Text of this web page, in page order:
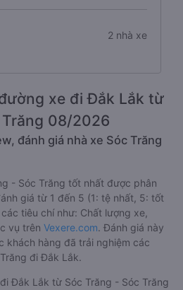
2 nhà xe
xe đi Đắk Lắk từ
08/2026
đánh giá nhà xe Sóc Trăng
- Sóc Trăng tốt nhất được phân
giá từ 1 đến 5 (1: tệ nhất, 5: tốt
tiêu chí như: Chất lượng xe,
vụ trên Vexere.com. Đánh giá này
khách hàng đã trải nghiệm các
đi Đắk Lắk.
Đắk Lắk từ Sóc Trăng - Sóc Trăng